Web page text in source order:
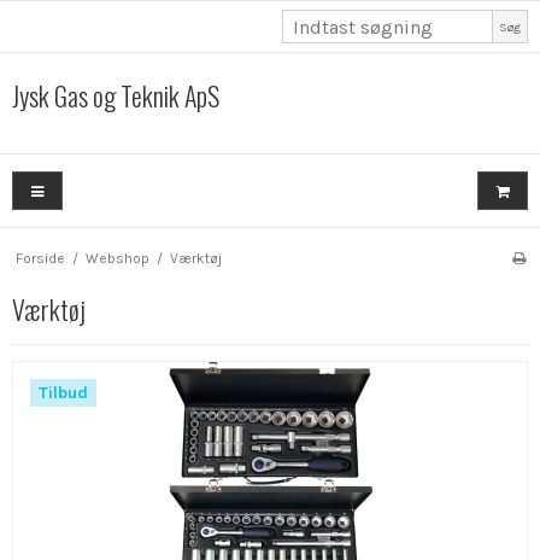
Søg
Jysk Gas og Teknik ApS
Forside / Webshop / Værktøj
Værktøj
Tilbud